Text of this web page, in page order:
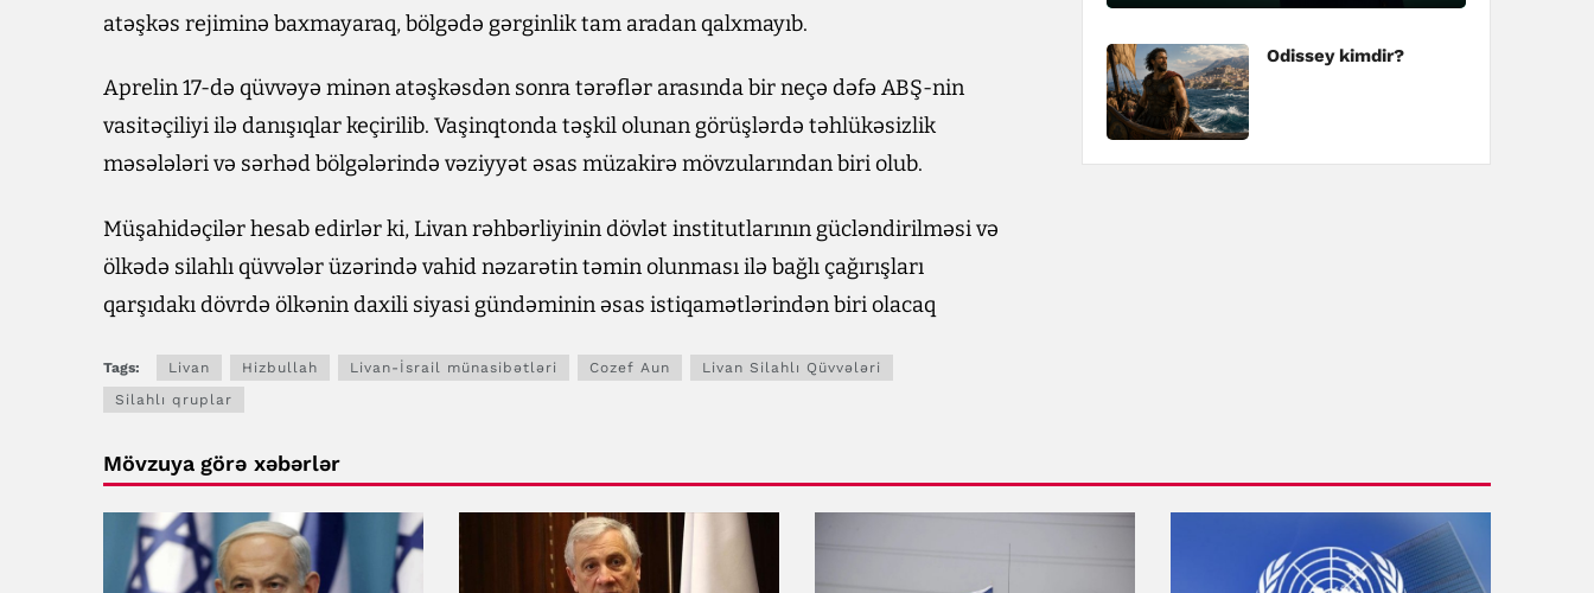
atəşkəs rejiminə baxmayaraq, bölgədə gərginlik tam aradan qalxmayıb.
Aprelin 17-də qüvvəyə minən atəşkəsdən sonra tərəflər arasında bir neçə dəfə ABŞ-nin
vasitəçiliyi ilə danışıqlar keçirilib. Vaşinqtonda təşkil olunan görüşlərdə təhlükəsizlik
məsələləri və sərhəd bölgələrində vəziyyət əsas müzakirə mövzularından biri olub.
Müşahidəçilər hesab edirlər ki, Livan rəhbərliyinin dövlət institutlarının gücləndirilməsi və
ölkədə silahlı qüvvələr üzərində vahid nəzarətin təmin olunması ilə bağlı çağırışları
qarşıdakı dövrdə ölkənin daxili siyasi gündəminin əsas istiqamətlərindən biri olacaq
Tags: Livan Hizbullah Livan-İsrail münasibətləri Cozef Aun
Livan Silahlı Qüvvələri
Silahlı qruplar
Odissey kimdir?
Mövzuya görə xəbərlər